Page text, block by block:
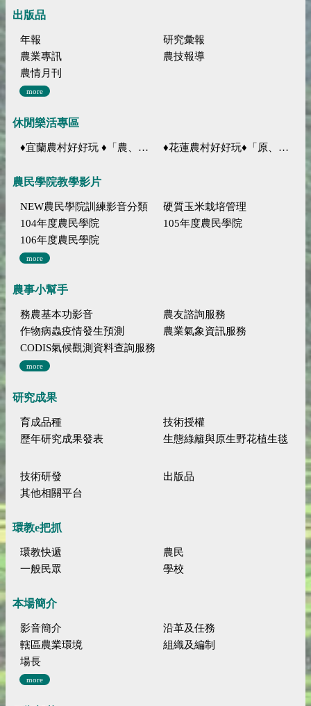
出版品
年報
研究彙報
農業專訊
農技報導
農情月刊
more
休閒樂活專區
♦宜蘭農村好好玩 ♦「農、藝、山、水」四條遊程推薦 ♦花蓮農村好好玩♦「原、生、慢、活」四條遊程推薦
農民學院教學影片
NEW農民學院訓練影音分類
硬質玉米栽培管理
104年度農民學院
105年度農民學院
106年度農民學院
more
農事小幫手
務農基本功影音
農友諮詢服務
作物病蟲疫情發生預測
農業氣象資訊服務
CODIS氣候觀測資料查詢服務
more
研究成果
育成品種
技術授權
歷年研究成果發表
生態綠籬與原生野花植生毯
技術研發
出版品
其他相關平台
環教e把抓
環教快遞
農民
一般民眾
學校
本場簡介
影音簡介
沿革及任務
轄區農業環境
組織及編制
場長
more